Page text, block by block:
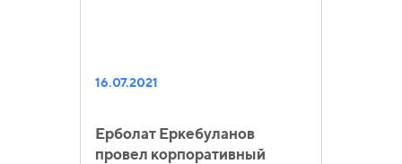
16.07.2021
Ерболат Еркебуланов
провел корпоративный